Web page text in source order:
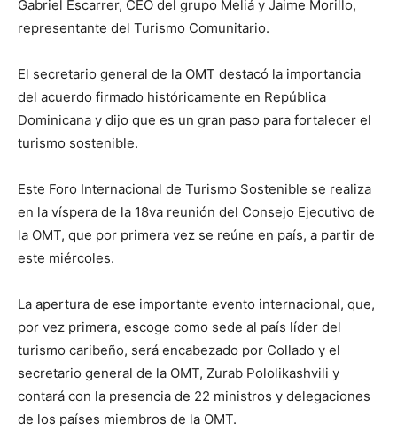
Gabriel Escarrer, CEO del grupo Meliá y Jaime Morillo,
representante del Turismo Comunitario.
El secretario general de la OMT destacó la importancia
del acuerdo firmado históricamente en República
Dominicana y dijo que es un gran paso para fortalecer el
turismo sostenible.
Este Foro Internacional de Turismo Sostenible se realiza
en la víspera de la 18va reunión del Consejo Ejecutivo de
la OMT, que por primera vez se reúne en país, a partir de
este miércoles.
La apertura de ese importante evento internacional, que,
por vez primera, escoge como sede al país líder del
turismo caribeño, será encabezado por Collado y el
secretario general de la OMT, Zurab Pololikashvili y
contará con la presencia de 22 ministros y delegaciones
de los países miembros de la OMT.